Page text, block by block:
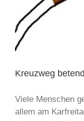
Kreuzweg
Viele Menschen
allem am